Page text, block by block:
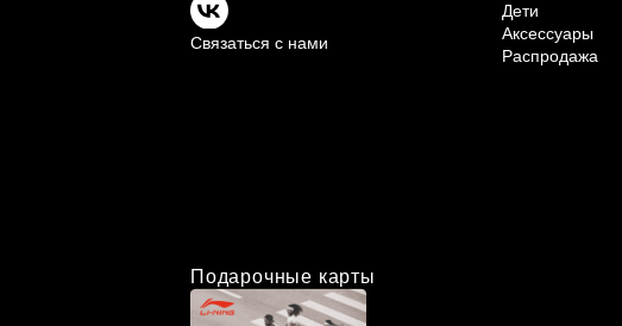
Связаться с нами
Дети
Аксессуары
Распродажа
Подарочные карты